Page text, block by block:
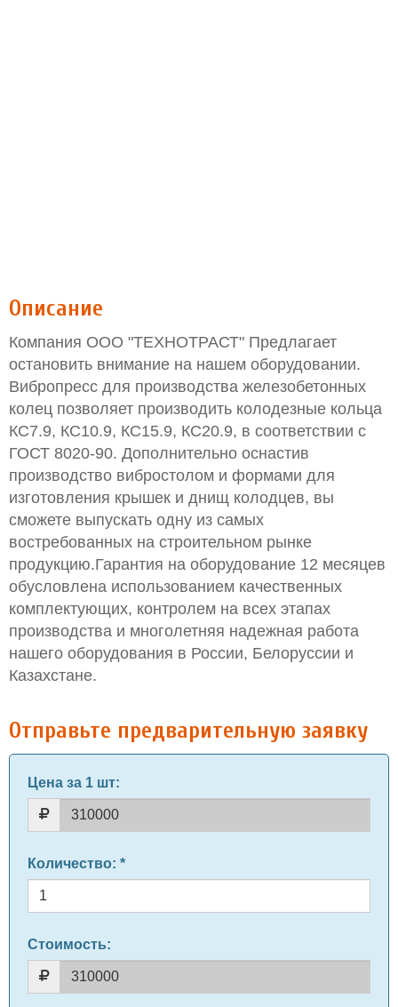
Описание
Компания ООО "ТЕХНОТРАСТ" Предлагает
остановить внимание на нашем оборудовании.
Вибропресс для производства железобетонных
колец позволяет производить колодезные кольца
КС7.9, КС10.9, КС15.9, КС20.9, в соответствии с
ГОСТ 8020-90. Дополнительно оснастив
производство вибростолом и формами для
изготовления крышек и днищ колодцев, вы
сможете выпускать одну из самых
востребованных на строительном рынке
продукцию.Гарантия на оборудование 12 месяцев
обусловлена использованием качественных
комплектующих, контролем на всех этапах
производства и многолетняя надежная работа
нашего оборудования в России, Белоруссии и
Казахстане.
Отправьте предварительную заявку
Цена за 1 шт:
Количество: *
Стоимость: